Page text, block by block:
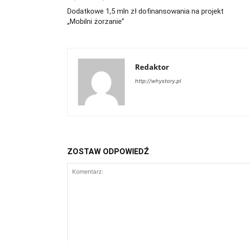
Dodatkowe 1,5 mln zł dofinansowania na projekt
„Mobilni żorzanie”
Redaktor
http://whystory.pl
ZOSTAW ODPOWIEDŹ